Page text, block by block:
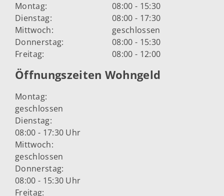
Montag:
08:00 - 15:30
Dienstag:
08:00 - 17:30
Mittwoch:
geschlossen
Donnerstag:
08:00 - 15:30
Freitag:
08:00 - 12:00
Öffnungszeiten Wohngeld
Montag:
geschlossen
Dienstag:
08:00 - 17:30 Uhr
Mittwoch:
geschlossen
Donnerstag:
08:00 - 15:30 Uhr
Freitag: